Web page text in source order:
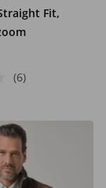
Fit,
(6)